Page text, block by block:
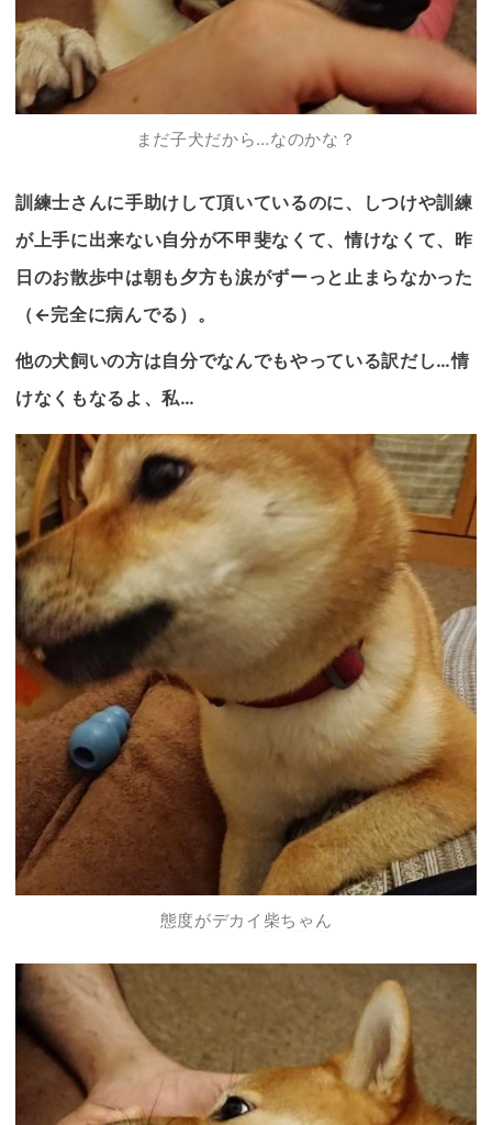
まだ子犬だから…なのかな？
訓練士さんに手助けして頂いているのに、しつけや訓練
が上手に出来ない自分が不甲斐なくて、情けなくて、昨
日のお散歩中は朝も夕方も涙がずーっと止まらなかった
（←完全に病んでる）。
他の犬飼いの方は自分でなんでもやっている訳だし…情
けなくもなるよ、私…
態度がデカイ 柴ちゃん